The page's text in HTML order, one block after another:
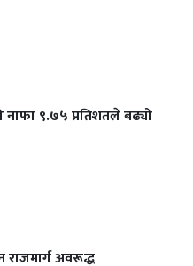
नाफा ९.७५ प्रतिशतले बढ्यो
राजमार्ग अवरूद्ध